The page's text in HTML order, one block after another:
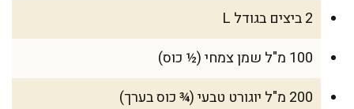
2 ביצים בגודל L
100 מ"ל שמן צמחי (½ כוס)
200 מ"ל יוגורט טבעי (¾ כוס בערך)